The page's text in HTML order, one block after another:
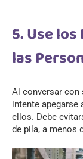
5. Use
las
Al conversar con
intente apegarse
ellos. Debe
de pila, a menos